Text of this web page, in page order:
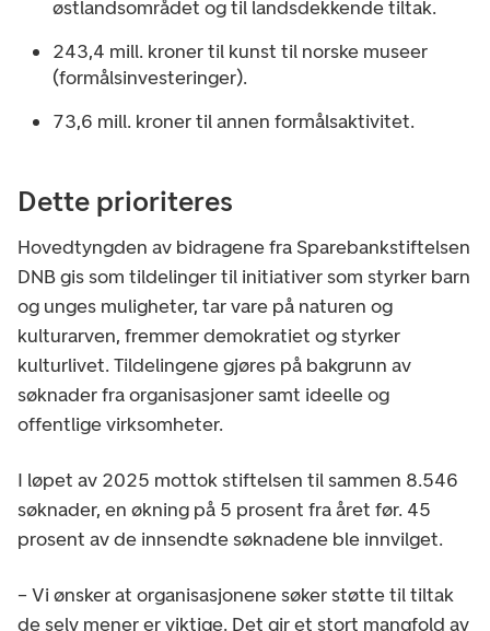
østlandsområdet og til landsdekkende tiltak.
243,4 mill. kroner til kunst til norske museer
(formålsinvesteringer).
73,6 mill. kroner til annen formålsaktivitet.
Dette prioriteres
Hovedtyngden av bidragene fra Sparebankstiftelsen
DNB gis som tildelinger til initiativer som styrker barn
og unges muligheter, tar vare på naturen og
kulturarven, fremmer demokratiet og styrker
kulturlivet. Tildelingene gjøres på bakgrunn av
søknader fra organisasjoner samt ideelle og
offentlige virksomheter.
I løpet av 2025 mottok stiftelsen til sammen 8.546
søknader, en økning på 5 prosent fra året før. 45
prosent av de innsendte søknadene ble innvilget.
– Vi ønsker at organisasjonene søker støtte til tiltak
de selv mener er viktige. Det gir et stort mangfold av